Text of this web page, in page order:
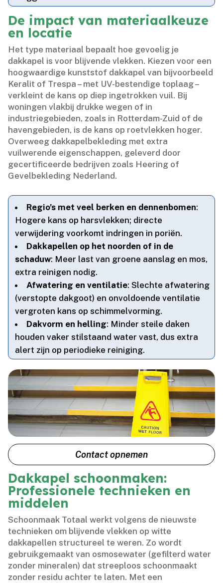
De impact van materiaalkeuze
en locatie
Het type materiaal bepaalt hoe gevoelig je
dakkapel is voor blijvende vlekken.​ Kiezen voor een
hoogwaardige kunststof dakkapel van bijvoorbeeld
Keralit of Trespa – met UV-bestendige toplaag –
verkleint de kans op diep ingetrokken vuil.​ Bij
woningen vlakbij drukke wegen of in
industriegebieden, zoals in Rotterdam-Zuid of de
havengebieden, is de kans op roetvlekken hoger.​
Overweeg dakkapelbekleding met extra
vuilwerende eigenschappen, geleverd door
gecertificeerde bedrijven zoals Heering of
Gevelbekleding Nederland.​
Regio’s met veel berken en dennenbomen:
Hogere kans op harsvlekken; directe
verwijdering voorkomt indringen in poriën.​
Dakkapellen op het noorden of in de
schaduw: Meer last van groene aanslag en mos,
extra reinigen nodig.​
Afwatering en ventilatie: Slechte afwatering
(verstopte dakgoot) en onvoldoende ventilatie
vergroten kans op schimmelvorming.​
Dakvorm en helling: Minder steile daken
houden vaker stilstaand water vast, dus extra
alert zijn op periodieke reiniging.​
Contact opnemen
Dakkapel schoonmaken:
Professionele technieken en
middelen
Schoonmaak Totaal werkt volgens de nieuwste
technieken om blijvende vlekken op witte
dakkapellen structureel te weren.​ Zo wordt
gebruikgemaakt van osmosewater (gefilterd water
zonder mineralen) dat streeploos schoonmaakt
zonder residu achter te laten.​ Met een